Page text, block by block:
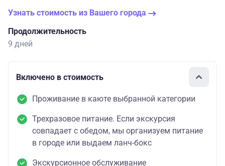
Узнать стоимость из Вашего города
Продолжительность
9 дней
Включено в стоимость
Проживание в каюте выбранной категории
Трехразовое питание. Если экскурсия
совпадает с обедом, мы организуем питание
в городе или выдаем ланч-бокс
Экскурсионное обслуживание